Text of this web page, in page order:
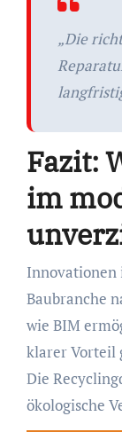
„Die
Fazit:
im
Innovationen
Baubranche
wie BIM
klarer Vorteil
Die
ökologische